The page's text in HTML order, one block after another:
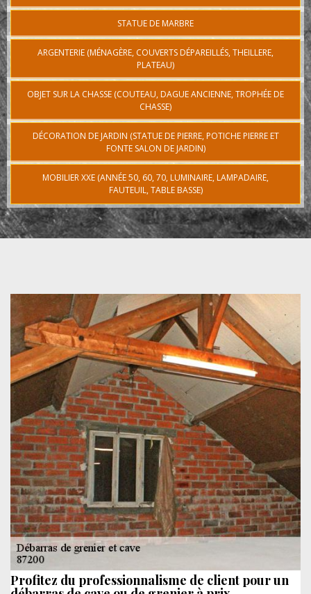
STATUE DE MARBRE
ARGENTERIE (MÉNAGÈRE, COUVERTS DÉPAREILLÉS, THEILLERE,
PLATEAU)
OBJET SUR LA CHASSE (COUTEAU, DAGUE ANCIENNE, TROPHÉE DE
CHASSE)
DÉCORATION DE JARDIN (STATUE DE PIERRE, POTICHE PIERRE ET
FONTE SALON DE JARDIN)
MOBILIER XXE (ANNÉE 50, 60, 70, LUMINAIRE, LAMPADAIRE,
FAUTEUIL, TABLE BASSE)
Profitez du professionnalisme de client pour un